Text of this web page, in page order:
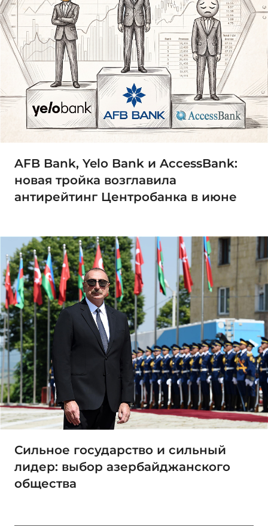
AFB Bank, Yelo Bank и AccessBank:
новая тройка возглавила
антирейтинг Центробанка в июне
Сильное государство и сильный
лидер: выбор азербайджанского
общества